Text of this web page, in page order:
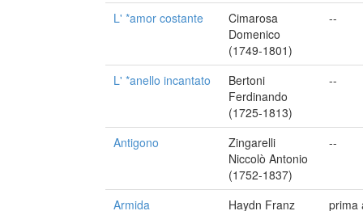
L' *amor costante
Cimarosa
Domenico
(1749-1801)
--
L' *anello incantato
Bertoni
Ferdinando
(1725-1813)
--
Antigono
Zingarelli
Niccolò Antonio
(1752-1837)
--
Armida
Haydn Franz
prima